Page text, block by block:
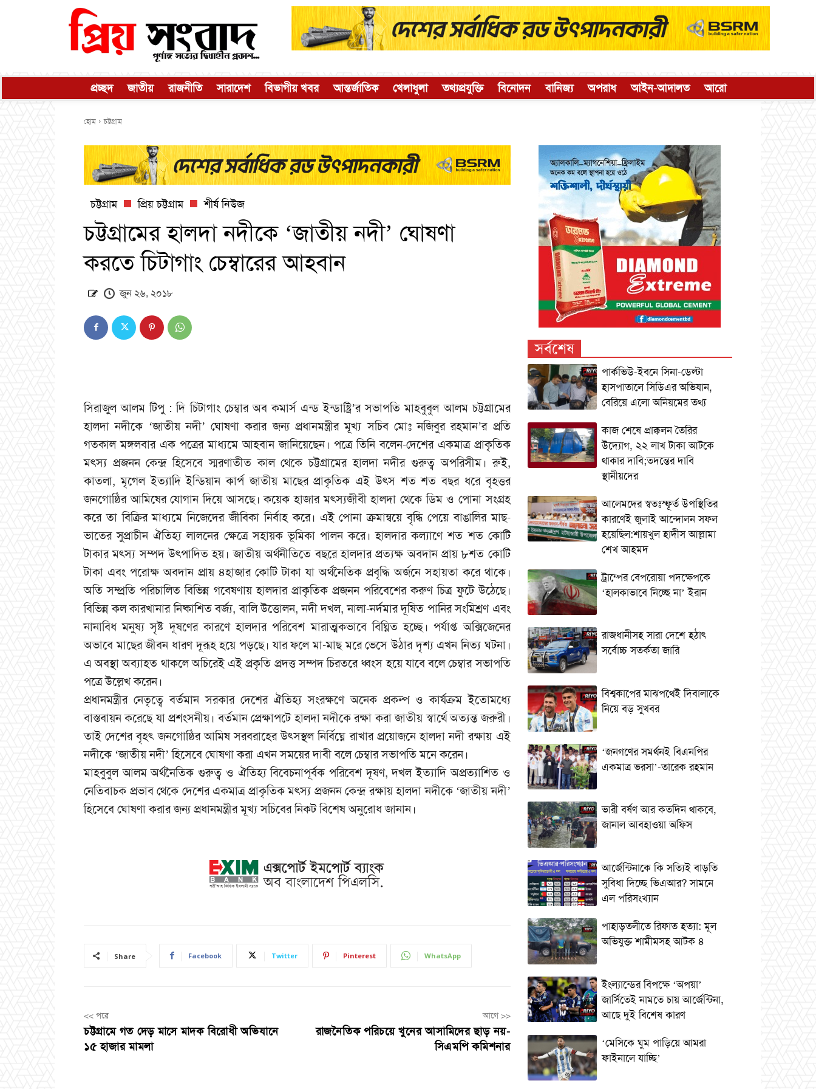
প্রচ্ছদ জাতীয় রাজনীতি সারাদেশ বিভাগীয় খবর আন্তর্জাতিক খেলাধুলা তথ্যপ্রযুক্তি বিনোদন বানিজ্য অপরাধ আইন-আদালত আরো
হোম চট্টগ্রাম
চট্টগ্রাম প্রিয় চট্টগ্রাম শীর্ষ নিউজ
চট্টগ্রামের হালদা নদীকে ‘জাতীয় নদী’ ঘোষণা
করতে চিটাগাং চেম্বারের আহবান
জুন ২৬, ২০১৮
সিরাজুল আলম টিপু : দি চিটাগাং চেম্বার অব কমার্স এন্ড ইন্ডাষ্ট্রি’র সভাপতি মাহবুবুল আলম চট্টগ্রামের
হালদা নদীকে ‘জাতীয় নদী’ ঘোষণা করার জন্য প্রধানমন্ত্রীর মূখ্য সচিব মোঃ নজিবুর রহমান’র প্রতি
গতকাল মঙ্গলবার এক পত্রের মাধ্যমে আহবান জানিয়েছেন। পত্রে তিনি বলেন-দেশের একমাত্র প্রাকৃতিক
মৎস্য প্রজনন কেন্দ্র হিসেবে স্মরণাতীত কাল থেকে চট্টগ্রামের হালদা নদীর গুরুত্ব অপরিসীম। রুই,
কাতলা, মৃগেল ইত্যাদি ইন্ডিয়ান কার্প জাতীয় মাছের প্রাকৃতিক এই উৎস শত শত বছর ধরে বৃহত্তর
জনগোষ্ঠির আমিষের যোগান দিয়ে আসছে। কয়েক হাজার মৎস্যজীবী হালদা থেকে ডিম ও পোনা সংগ্রহ
করে তা বিক্রির মাধ্যমে নিজেদের জীবিকা নির্বাহ করে। এই পোনা ক্রমান্বয়ে বৃদ্ধি পেয়ে বাঙালির মাছ-
ভাতের সুপ্রাচীন ঐতিহ্য লালনের ক্ষেত্রে সহায়ক ভূমিকা পালন করে। হালদার কল্যাণে শত শত কোটি
টাকার মৎস্য সম্পদ উৎপাদিত হয়। জাতীয় অর্থনীতিতে বছরে হালদার প্রত্যক্ষ অবদান প্রায় ৮শত কোটি
টাকা এবং পরোক্ষ অবদান প্রায় ৪হাজার কোটি টাকা যা অর্থনৈতিক প্রবৃদ্ধি অর্জনে সহায়তা করে থাকে।
অতি সম্প্রতি পরিচালিত বিভিন্ন গবেষণায় হালদার প্রাকৃতিক প্রজনন পরিবেশের করুণ চিত্র ফুটে উঠেছে।
বিভিন্ন কল কারখানার নিষ্কাশিত বর্জ্য, বালি উত্তোলন, নদী দখল, নালা-নর্দমার দূষিত পানির সংমিশ্রণ এবং
নানাবিধ মনুষ্য সৃষ্ট দূষণের কারণে হালদার পরিবেশ মারাত্মকভাবে বিঘ্নিত হচ্ছে। পর্যাপ্ত অক্সিজেনের
অভাবে মাছের জীবন ধারণ দূরূহ হয়ে পড়ছে। যার ফলে মা-মাছ মরে ভেসে উঠার দৃশ্য এখন নিত্য ঘটনা।
এ অবস্থা অব্যাহত থাকলে অচিরেই এই প্রকৃতি প্রদত্ত সম্পদ চিরতরে ধ্বংস হয়ে যাবে বলে চেম্বার সভাপতি
পত্রে উল্লেখ করেন।
প্রধানমন্ত্রীর নেতৃত্বে বর্তমান সরকার দেশের ঐতিহ্য সংরক্ষণে অনেক প্রকল্প ও কার্যক্রম ইতোমধ্যে
বাস্তবায়ন করেছে যা প্রশংসনীয়। বর্তমান প্রেক্ষাপটে হালদা নদীকে রক্ষা করা জাতীয় স্বার্থে অত্যন্ত জরুরী।
তাই দেশের বৃহৎ জনগোষ্ঠির আমিষ সরবরাহের উৎসস্থল নির্বিঘ্নে রাখার প্রয়োজনে হালদা নদী রক্ষায় এই
নদীকে ‘জাতীয় নদী’ হিসেবে ঘোষণা করা এখন সময়ের দাবী বলে চেম্বার সভাপতি মনে করেন।
মাহবুবুল আলম অর্থনৈতিক গুরুত্ব ও ঐতিহ্য বিবেচনাপূর্বক পরিবেশ দূষণ, দখল ইত্যাদি অপ্রত্যাশিত ও
নেতিবাচক প্রভাব থেকে দেশের একমাত্র প্রাকৃতিক মৎস্য প্রজনন কেন্দ্র রক্ষায় হালদা নদীকে ‘জাতীয় নদী’
হিসেবে ঘোষণা করার জন্য প্রধানমন্ত্রীর মূখ্য সচিবের নিকট বিশেষ অনুরোধ জানান।
Share Facebook Twitter Pinterest WhatsApp
<< পরে
চট্টগ্রামে গত দেড় মাসে মাদক বিরোধী অভিযানে
১৫ হাজার মামলা
আগে >>
রাজনৈতিক পরিচয়ে খুনের আসামিদের ছাড় নয়-
সিএমপি কমিশনার
সর্বশেষ
পার্কভিউ-ইবনে সিনা-ডেল্টা
হাসপাতালে সিডিএর অভিযান,
বেরিয়ে এলো অনিয়মের তথ্য
কাজ শেষে প্রাক্কলন তৈরির
উদ্যোগ, ২২ লাখ টাকা আটকে
থাকার দাবি;তদন্তের দাবি
স্থানীয়দের
আলেমদের স্বতঃস্ফূর্ত উপস্থিতির
কারণেই জুলাই আন্দোলন সফল
হয়েছিল:শায়খুল হাদীস আল্লামা
শেখ আহমদ
ট্রাম্পের বেপরোয়া পদক্ষেপকে
‘হালকাভাবে নিচ্ছে না’ ইরান
রাজধানীসহ সারা দেশে হঠাৎ
সর্বোচ্চ সতর্কতা জা‌রি
বিশ্বকাপের মাঝপথেই দিবালাকে
নিয়ে বড় সুখবর
‘জনগণের সমর্থনই বিএনপির
একমাত্র ভরসা’-তারেক রহমান
ভারী বর্ষণ আর কতদিন থাকবে,
জানাল আবহাওয়া অফিস
আর্জেন্টিনাকে কি সত্যিই বাড়তি
সুবিধা দিচ্ছে ভিএআর? সামনে
এল পরিসংখ্যান
পাহাড়তলীতে রিফাত হত্যা: মূল
অভিযুক্ত শামীমসহ আটক ৪
ইংল্যান্ডের বিপক্ষে ‘অপয়া’
জার্সিতেই নামতে চায় আর্জেন্টিনা,
আছে দুই বিশেষ কারণ
‘মেসিকে ঘুম পাড়িয়ে আমরা
ফাইনালে যাচ্ছি’